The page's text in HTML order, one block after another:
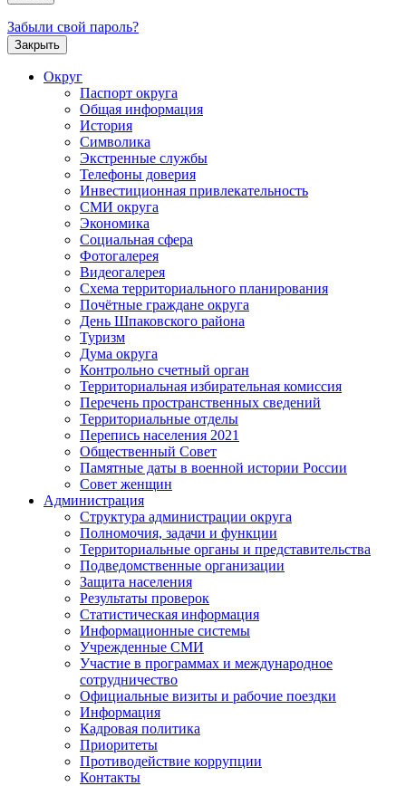
Забыли свой пароль?
Закрыть
Округ
Паспорт округа
Общая информация
История
Символика
Экстренные службы
Телефоны доверия
Инвестиционная привлекательность
СМИ округа
Экономика
Социальная сфера
Фотогалерея
Видеогалерея
Схема территориального планирования
Почётные граждане округа
День Шпаковского района
Туризм
Дума округа
Контрольно счетный орган
Территориальная избирательная комиссия
Перечень пространственных сведений
Территориальные отделы
Перепись населения 2021
Общественный Совет
Памятные даты в военной истории России
Совет женщин
Администрация
Структура администрации округа
Полномочия, задачи и функции
Территориальные органы и представительства
Подведомственные организации
Защита населения
Результаты проверок
Статистическая информация
Информационные системы
Учрежденные СМИ
Участие в программах и международное
сотрудничество
Официальные визиты и рабочие поездки
Информация
Кадровая политика
Приоритеты
Противодействие коррупции
Контакты